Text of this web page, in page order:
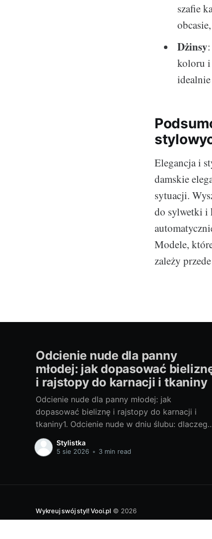
szafie
Dżinsy
koloru i
Elegancja i
damskie
sytuacji.
do sylwetki i
Modele,
zależy
Odcienie nude dla panny
młodej: jak dopasować
i rajstopy do karnacji i tkaniny
Odcienie nude dla panny młodej: jak
dopasować bieliznę i rajstopy do karnacji i
tkaniny1. Odcienie nude w dniu ślubu: dlaczego
mają znaczenie i jak wpływają na odbiór
sukniNude nie jest kolorem uniwersalnym. To
prześwity i pozostać niewidoczna pod suknią.
Stylistka
5 sie 2026 • 3 min read
Wykreuj swój styl! Vooi.pl© 2026